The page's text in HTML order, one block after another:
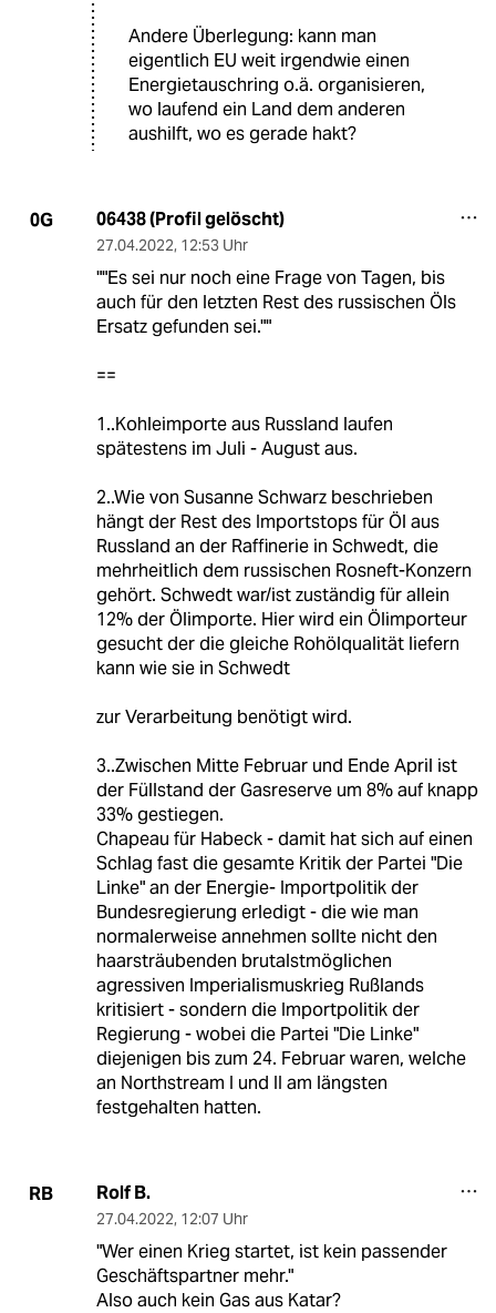
Andere Überlegung: kann man
eigentlich EU weit irgendwie einen
Energietauschring o.ä. organisieren,
wo laufend ein Land dem anderen
aushilft, wo es gerade hakt?
0G 06438 (Profil gelöscht)
27.04.2022, 12:53 Uhr
""Es sei nur noch eine Frage von Tagen, bis
auch für den letzten Rest des russischen Öls
Ersatz gefunden sei.""
==
1..Kohleimporte aus Russland laufen
spätestens im Juli - August aus.
2..Wie von Susanne Schwarz beschrieben
hängt der Rest des Importstops für Öl aus
Russland an der Raffinerie in Schwedt, die
mehrheitlich dem russischen Rosneft-Konzern
gehört. Schwedt war/ist zuständig für allein
12% der Ölimporte. Hier wird ein Ölimporteur
gesucht der die gleiche Rohölqualität liefern
kann wie sie in Schwedt
zur Verarbeitung benötigt wird.
3..Zwischen Mitte Februar und Ende April ist
der Füllstand der Gasreserve um 8% auf knapp
33% gestiegen.
Chapeau für Habeck - damit hat sich auf einen
Schlag fast die gesamte Kritik der Partei "Die
Linke" an der Energie- Importpolitik der
Bundesregierung erledigt - die wie man
normalerweise annehmen sollte nicht den
haarsträubenden brutalstmöglichen
agressiven Imperialismuskrieg Rußlands
kritisiert - sondern die Importpolitik der
Regierung - wobei die Partei "Die Linke"
diejenigen bis zum 24. Februar waren, welche
an Northstream I und II am längsten
festgehalten hatten.
RB Rolf B.
27.04.2022, 12:07 Uhr
"Wer einen Krieg startet, ist kein passender
Geschäftspartner mehr."
Also auch kein Gas aus Katar?